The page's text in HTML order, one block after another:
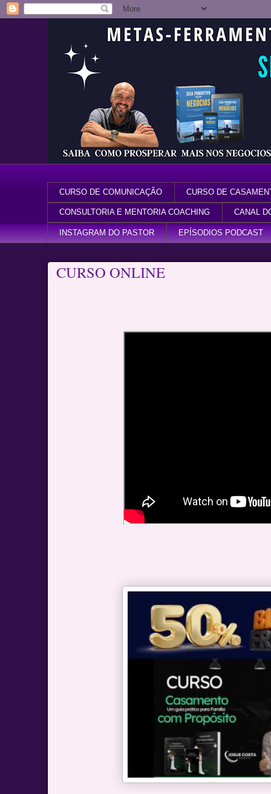
CURSO DE COMUNICAÇÃO CURSO DE
CONSULTORIA E MENTORIA COACHING CANAL
INSTAGRAM DO PASTOR EPÍSODIOS PODCAST
CURSO ONLINE